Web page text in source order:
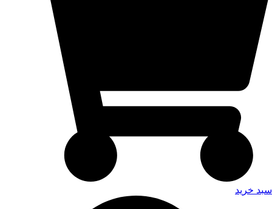
سبد خرید